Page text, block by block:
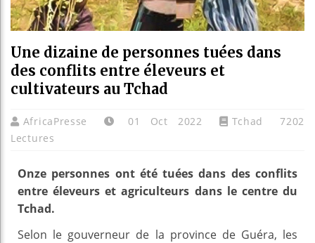
Une dizaine de personnes tuées dans
des conflits entre éleveurs et
cultivateurs au Tchad
AfricaPresse 01 Oct 2022 Tchad
7202
Lectures
Onze personnes ont été tuées dans des conflits
entre éleveurs et agriculteurs dans le centre du
Tchad.
Selon le gouverneur de la province de Guéra, les